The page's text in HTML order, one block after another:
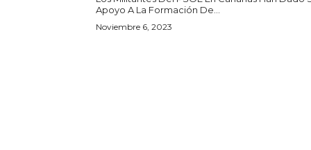
Apoyo A La Formación De...
Noviembre 6, 2023